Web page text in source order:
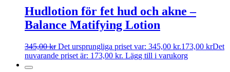
Hudlotion för fet hud och akne –
Balance Matifying Lotion
345,00kr Det ursprungliga priset var: 345,00 kr.173,00 krDet
nuvarande priset är: 173,00 kr. Lägg till i varukorg